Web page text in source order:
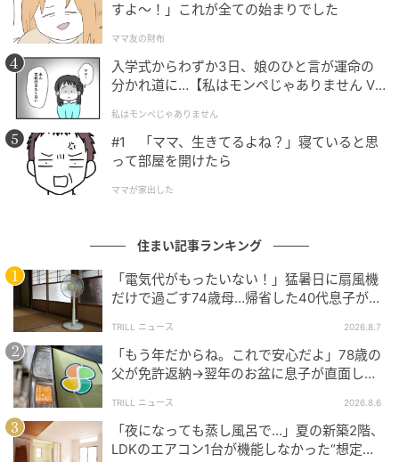
大切なのは、「安く建てること」だけを目的にせず、
将来のメンテナンス性や、階段のない暮らしが生む
「時間のゆとり」まで含めて、トータルで価値を判断
することではないでしょうか。
性能と暮らしのバランスを見つめる
のいく平屋を完成させました。
「2階がないから安い」という期待だけで進めるのでは
なく、基礎や屋根の仕組みを理解した上でプランを立
てること。それが、予算破綻を防ぎ、長く愛せる住ま
いを手に入れるための近道となるはずです。
ライター：yukiasobi（一級建築士・建築基準適合判定
資格者）
すよ〜！」これが全ての始まりでした
ママ友の財布
入学式からわずか3日、娘のひと言が運命の
分かれ道に…【私はモンペじゃありません Vo
私はモンペじゃありません
#1 「ママ、生きてるよね？」寝ていると思
って部屋を開けたら
ママが家出した
住まい記事ランキング
「電気代がもったいない！」猛暑日に扇風機
だけで過ごす74歳母…帰省した40代息子が取
TRILL ニュース 2026.8.7
「もう年だからね。これで安心だよ」78歳の
父が免許返納→翌年のお盆に息子が直面し
TRILL ニュース 2026.8.6
「夜になっても蒸し風呂で…」夏の新築2階、
LDKのエアコン1台が機能しなかった“想定外